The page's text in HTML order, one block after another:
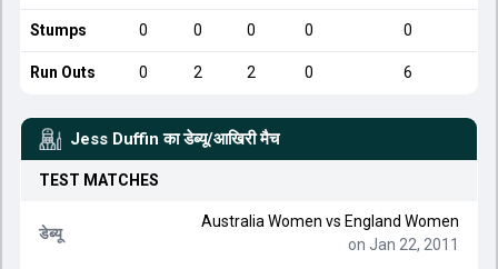
Stumps 0 0 0 0 0
Run Outs 0 2 2 0 6
Jess Duffin का डेब्यू/आखिरी मैच
TEST MATCHES
डेब्यू
Australia Women vs England Women
on Jan 22, 2011